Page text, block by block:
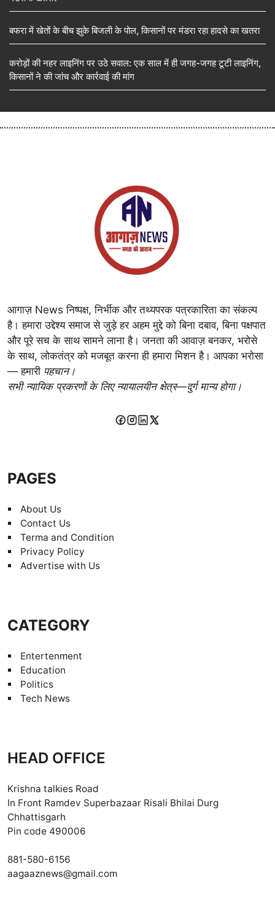
बफरा में खेतों के बीच झुके बिजली के पोल, किसानों पर मंडरा रहा हादसे का खतरा
करोड़ों की नहर लाइनिंग पर उठे सवाल: एक साल में ही जगह-जगह टूटी लाइनिंग,
किसानों ने की जांच और कार्रवाई की मांग
आगाज़ News निष्पक्ष, निर्भीक और तथ्यपरक पत्रकारिता का संकल्प
है। हमारा उद्देश्य समाज से जुड़े हर अहम मुद्दे को बिना दबाव, बिना पक्षपात
और पूरे सच के साथ सामने लाना है। जनता की आवाज़ बनकर, भरोसे
के साथ, लोकतंत्र को मजबूत करना ही हमारा मिशन है। आपका भरोसा
— हमारी पहचान।
सभी न्यायिक प्रकरणों के लिए न्यायालयीन क्षेत्र—दुर्ग मान्य होगा।
PAGES
About Us
Contact Us
Terma and Condition
Privacy Policy
Advertise with Us
CATEGORY
Entertenment
Education
Politics
Tech News
HEAD OFFICE
Krishna talkies Road
In Front Ramdev Superbazaar Risali Bhilai Durg
Chhattisgarh
Pin code 490006
881-580-6156
aagaaznews@gmail.com